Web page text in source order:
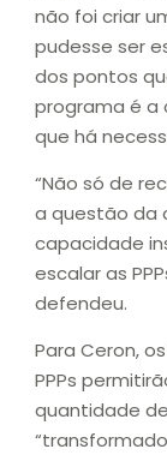
não foi criar
pudesse ser
dos pontos
programa é a
que há
“Não só de
a questão da
capacidade
escalar as
defendeu.
Para Ceron,
PPPs
quantidade